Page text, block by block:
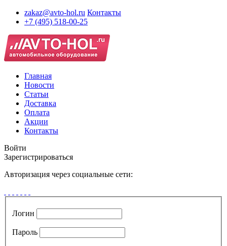
zakaz@avto-hol.ru Контакты
+7 (495) 518-00-25
Главная
Новости
Статьи
Доставка
Оплата
Акции
Контакты
Войти
Зарегистрироваться
Авторизация через социальные сети:
Логин
Пароль